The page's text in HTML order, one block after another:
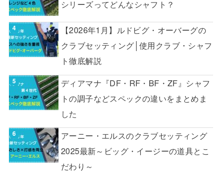
シリーズってどんなシャフト？
【2026年1月】ルドビグ・オーバーグの
クラブセッティング│使用クラブ・シャフ
ト徹底解説
ディアマナ『DF・RF・BF・ZF』シャフ
トの調子などスペックの違いをまとめま
した
アーニー・エルスのクラブセッティング
2025最新～ビッグ・イージーの道具とこ
だわり～